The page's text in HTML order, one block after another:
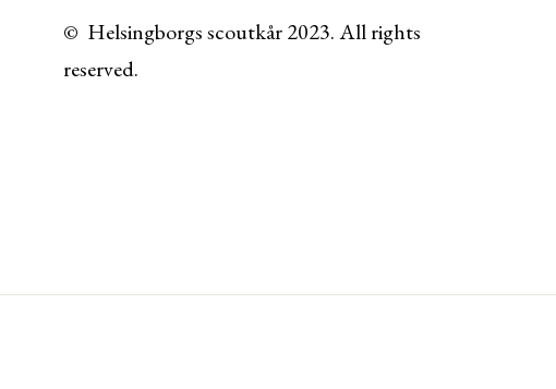
© Helsingborgs scoutkår 2023. All rights
reserved.